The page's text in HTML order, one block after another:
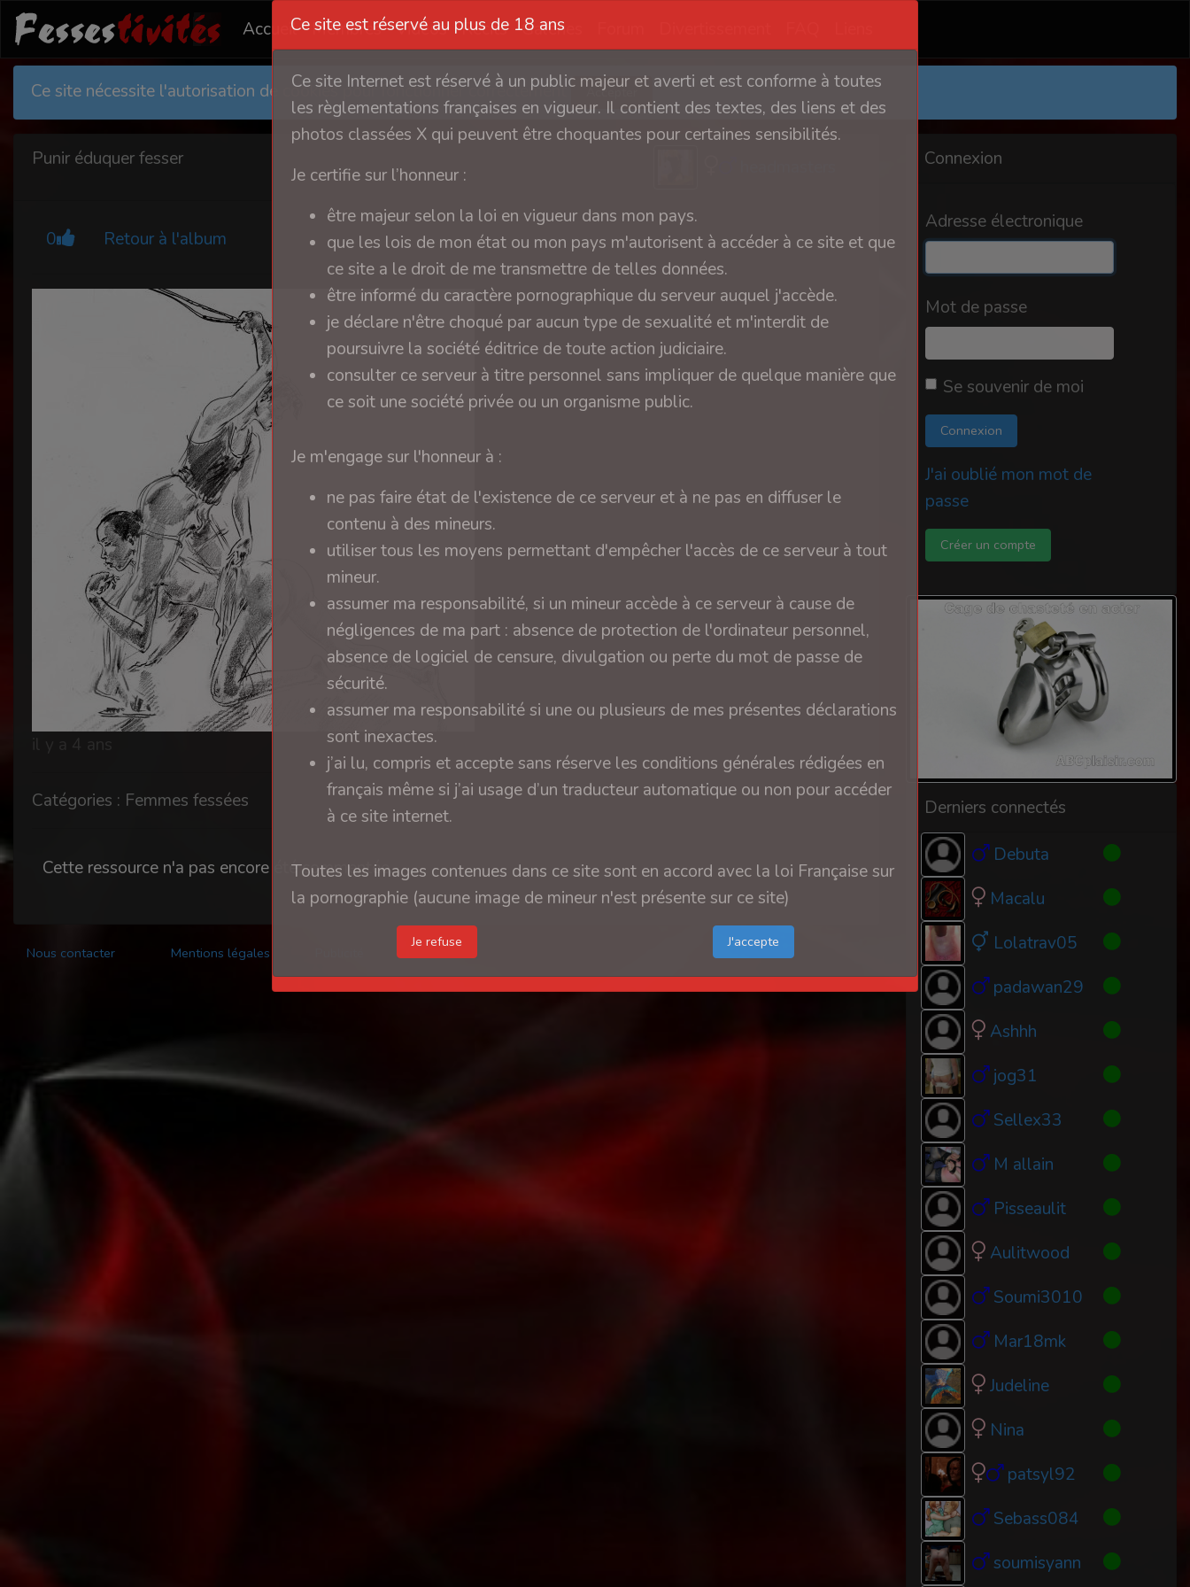
Accueil Membres Vidéos Récits Galeries
Ce site nécessite l'autorisation de cookies pour fonctionner correctement Accepter
Punir éduquer fesser
0 Retour à l'album
Catégories : Femmes fessées
Cette ressource n'a pas encore été commentée.
Nous contacter Mentions légales
Connexion
Adresse électronique
Mot de passe
Se souvenir de moi
Connexion
J'ai oublié mon mot de
passe
Créer un compte
Derniers connectés
Debuta
Macalu
Lolatrav05
padawan29
Ashhh
jog31
Sellex33
M allain
Pisseaulit
Aulitwood
Soumi3010
Mar18mk
Judeline
Nina
patsyl92
Sebass084
soumisyann
Ce site est réservé au plus de 18 ans
Ce site Internet est réservé à un public majeur et averti et est conforme à toutes
les règlementations françaises en vigueur. Il contient des textes, des liens et des
photos classées X qui peuvent être choquantes pour certaines sensibilités.
Je certifie sur l’honneur :
être majeur selon la loi en vigueur dans mon pays.
que les lois de mon état ou mon pays m'autorisent à accéder à ce site et que
ce site a le droit de me transmettre de telles données.
être informé du caractère pornographique du serveur auquel j'accède.
je déclare n'être choqué par aucun type de sexualité et m'interdit de
poursuivre la société éditrice de toute action judiciaire.
consulter ce serveur à titre personnel sans impliquer de quelque manière que
ce soit une société privée ou un organisme public.
Je m'engage sur l'honneur à :
ne pas faire état de l'existence de ce serveur et à ne pas en diffuser le
contenu à des mineurs.
utiliser tous les moyens permettant d'empêcher l'accès de ce serveur à tout
mineur.
assumer ma responsabilité, si un mineur accède à ce serveur à cause de
négligences de ma part : absence de protection de l'ordinateur personnel,
absence de logiciel de censure, divulgation ou perte du mot de passe de
sécurité.
assumer ma responsabilité si une ou plusieurs de mes présentes déclarations
sont inexactes.
j’ai lu, compris et accepte sans réserve les conditions générales rédigées en
français même si j’ai usage d’un traducteur automatique ou non pour accéder
à ce site internet.
Toutes les images contenues dans ce site sont en accord avec la loi Française sur
la pornographie (aucune image de mineur n'est présente sur ce site)
Je refuse